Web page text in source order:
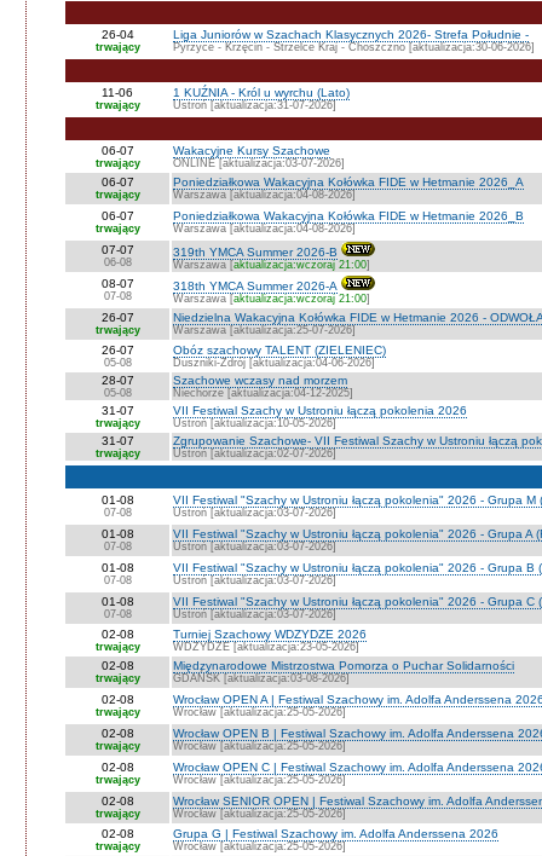
26-04
trwający
Liga Juniorów w Szachach Klasycznych 2026- Strefa Południe -
Pyrzyce - Krzęcin - Strzelce Kraj - Choszczno [aktualizacja:30-06-2026]
11-06
trwający
1 KUŹNIA - Król u wyrchu (Lato)
Ustroń [aktualizacja:31-07-2026]
06-07
trwający
Wakacyjne Kursy Szachowe
ONLINE [aktualizacja:03-07-2026]
06-07
trwający
Poniedziałkowa Wakacyjna Kołówka FIDE w Hetmanie 2026_A
Warszawa [aktualizacja:04-08-2026]
06-07
trwający
Poniedziałkowa Wakacyjna Kołówka FIDE w Hetmanie 2026_B
Warszawa [aktualizacja:04-08-2026]
07-07
06-08
319th YMCA Summer 2026-B
Warszawa [aktualizacja:wczoraj 21:00]
08-07
07-08
318th YMCA Summer 2026-A
Warszawa [aktualizacja:wczoraj 21:00]
26-07
trwający
Niedzielna Wakacyjna Kołówka FIDE w Hetmanie 2026 -
Warszawa [aktualizacja:25-07-2026]
26-07
05-08
Obóz szachowy TALENT (ZIELENIEC)
Duszniki-Zdrój [aktualizacja:04-06-2026]
28-07
05-08
Szachowe wczasy nad morzem
Niechorze [aktualizacja:04-12-2025]
31-07
trwający
VII Festiwal Szachy w Ustroniu łączą pokolenia 2026
Ustroń [aktualizacja:10-05-2026]
31-07
trwający
Zgrupowanie Szachowe- VII Festiwal Szachy w Ustroniu łączą
Ustroń [aktualizacja:02-07-2026]
01-08
07-08
VII Festiwal "Szachy w Ustroniu łączą pokolenia" 2026 - Grupa M
Ustroń [aktualizacja:03-07-2026]
01-08
07-08
VII Festiwal "Szachy w Ustroniu łączą pokolenia" 2026 - Grupa A
Ustroń [aktualizacja:03-07-2026]
01-08
07-08
VII Festiwal "Szachy w Ustroniu łączą pokolenia" 2026 - Grupa B
Ustroń [aktualizacja:03-07-2026]
01-08
07-08
VII Festiwal "Szachy w Ustroniu łączą pokolenia" 2026 - Grupa C
Ustroń [aktualizacja:03-07-2026]
02-08
trwający
Turniej Szachowy WDZYDZE 2026
WDZYDZE [aktualizacja:23-05-2026]
02-08
trwający
Międzynarodowe Mistrzostwa Pomorza o Puchar Solidarności
GDAŃSK [aktualizacja:03-08-2026]
02-08
trwający
Wrocław OPEN A | Festiwal Szachowy im. Adolfa Anderssena
Wrocław [aktualizacja:25-05-2026]
02-08
trwający
Wrocław OPEN B | Festiwal Szachowy im. Adolfa Anderssena
Wrocław [aktualizacja:25-05-2026]
02-08
trwający
Wrocław OPEN C | Festiwal Szachowy im. Adolfa Anderssena
Wrocław [aktualizacja:25-05-2026]
02-08
trwający
Wrocław SENIOR OPEN | Festiwal Szachowy im. Adolfa
Wrocław [aktualizacja:25-05-2026]
02-08
trwający
Grupa G | Festiwal Szachowy im. Adolfa Anderssena 2026
Wrocław [aktualizacja:25-05-2026]